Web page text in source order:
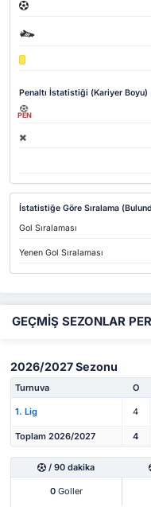
Penaltı İstatistiği (Kariyer Boyu)
PEN
İstatistiğe Göre Sıralama
Gol Sıralaması
Yenen Gol Sıralaması
GEÇMİŞ SEZONLAR
2026/2027 Sezonu
Turnuva O
1. Lig 4
Toplam 2026/2027 4
/ 90 dakika
0Goller